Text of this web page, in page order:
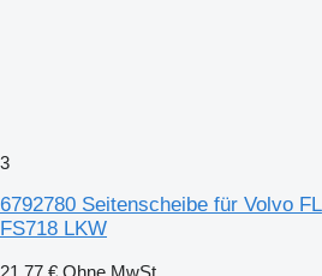
3
6792780 Seitenscheibe für Volvo
FS718 LKW
21,77 € Ohne MwSt.